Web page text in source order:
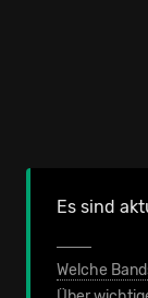
Es sind
Welche